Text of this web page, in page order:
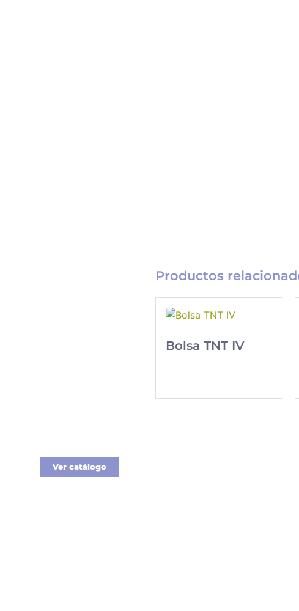
Ver catálogo
Productos
Bolsa TNT IV